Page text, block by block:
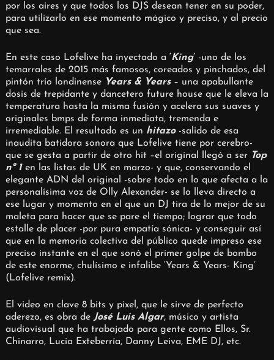
por los aires y que todos los DJS desean tener en su poder,
para utilizarlo en ese momento mágico y preciso, y al precio
que sea.
En este caso Lofelive ha inyectado a ‘King’-uno de los
temarrales de 2015 más famosos, coreados y pinchados, del
pintón trío londinense Years & Years – una apabullante
dosis de trepidante y dancetero future house que le eleva la
temperatura hasta la misma fusión y acelera sus suaves y
originales bmps de forma inmediata, tremenda e
irremediable. El resultado es un hitazo-salido de esa
inaudita batidora sonora que Lofelive tiene por cerebro-
que se gesta a partir de otro hit –el original llegó a ser Top
nº 1 en las listas de UK en marzo- y que, conservando el
elegante ADN del original -sobre todo en lo que afecta a la
personalísima voz de Olly Alexander- se lo lleva directo a
ese lugar y momento en el que un DJ tira de lo mejor de su
maleta para hacer que se pare el tiempo; lograr que todo
estalle de placer -por pura empatía sónica- y conseguir así
que en la memoria colectiva del público quede impreso ese
preciso instante en el que sonó el primer golpe de bombo
de este enorme, chulísimo e infalibe ‘Years & Years- King’
(Lofelive remix).
El video en clave 8 bits y pixel, que le sirve de perfecto
aderezo, es obra de José Luis Algar, músico y artista
audiovisual que ha trabajado para gente como Ellos, Sr.
Chinarro, Lucia Exteberría, Danny Leiva, EME DJ, etc.